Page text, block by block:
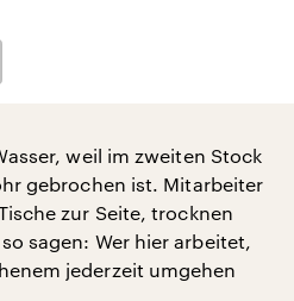
weil im zweiten Stock
gebrochen ist. Mitarbeiter
zur Seite, trocknen
sagen: Wer hier arbeitet,
jederzeit umgehen